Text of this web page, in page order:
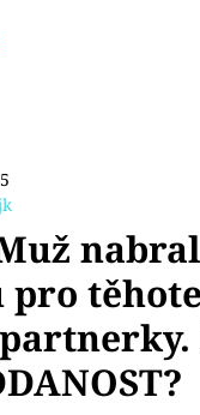
pro